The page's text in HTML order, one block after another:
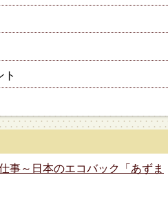
ト
事～日本のエコバック「あずま